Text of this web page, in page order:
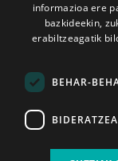
2026ko eka. 1a
informazioa ere
bazkideekin,
erabiltzeagatik
BEHAR-
BIDERATZEA